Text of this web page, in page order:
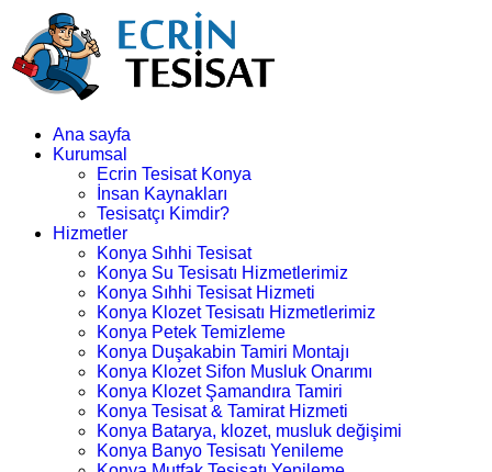
Ana sayfa
Kurumsal
Ecrin Tesisat Konya
İnsan Kaynakları
Tesisatçı Kimdir?
Hizmetler
Konya Sıhhi Tesisat
Konya Su Tesisatı Hizmetlerimiz
Konya Sıhhi Tesisat Hizmeti
Konya Klozet Tesisatı Hizmetlerimiz
Konya Petek Temizleme
Konya Duşakabin Tamiri Montajı
Konya Klozet Sifon Musluk Onarımı
Konya Klozet Şamandıra Tamiri
Konya Tesisat & Tamirat Hizmeti
Konya Batarya, klozet, musluk değişimi
Konya Banyo Tesisatı Yenileme